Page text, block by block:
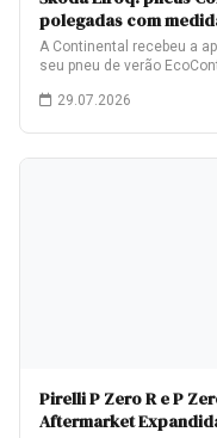
polegadas com
A Continental recebeu a
seu pneu de verão
29.07.2026
Pirelli P Zero R e P
Aftermarket